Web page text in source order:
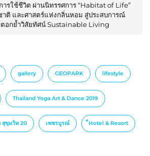
รใช้ชีวิต ผ่านนิทรรศการ “Habitat of Life”
าติ และศาสตร์แห่งกลิ่นหอม สู่ประสบการณ์
อกย้ำวิสัยทัศน์ Sustainable Living
gallery GEOPARK lifestyle
Thailand Yoga Art & Dance 2019
สุขุมวิท 20 เพชรบูรณ์ ็Hotel & Resort